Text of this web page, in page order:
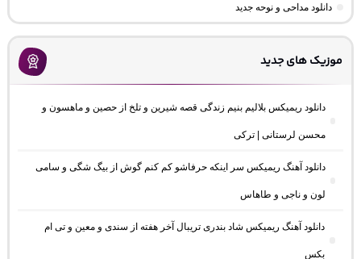
دانلود مداحی و نوحه جدید
موزیک های جدید
دانلود ریمیکس بلالیم بنیم زندگی قصه شیرین و تلخ از حصین و ماهسون و
محسن لرستانی | ترکی
دانلود آهنگ ریمیکس سر اینکه حرفاشو کم کنم گوش از بیگ شگی و سامی
لون و ناجی و طاهاس
دانلود آهنگ ریمیکس شاد بندری تریبال آخر هفته از سندی و معین و تی ام
بکس